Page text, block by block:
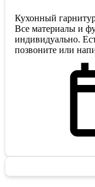
Кухонный
Все материалы и
индивидуально.
позвоните или